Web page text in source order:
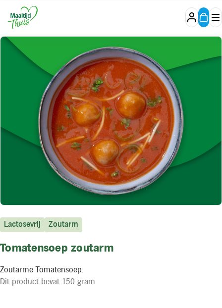
Lactosevrij Zoutarm
Tomatensoep zoutarm
Zoutarme Tomatensoep.
Dit product bevat 150 gram